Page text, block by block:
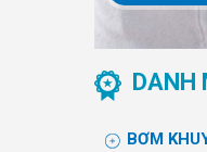
DANH
BƠM